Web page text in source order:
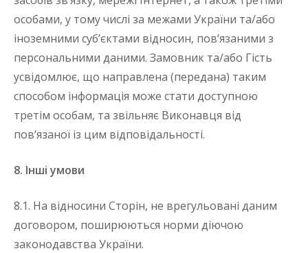
особами, у тому числі за межами України та/або
іноземними суб’єктами відносин, пов‘язаними з
персональними даними. Замовник та/або Гість
усвідомлює, що направлена (передана) таким
способом інформація може стати доступною
третім особам, та звільняє Виконавця від
пов‘язаної із цим відповідальності.
8. Інші умови
8.1. На відносини Сторін, не врегульовані даним
договором, поширюються норми діючою
законодавства України.